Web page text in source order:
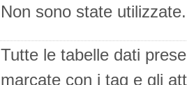
Non sono state utilizzate.
Tutte le tabelle dati
marcate con i tag e gli